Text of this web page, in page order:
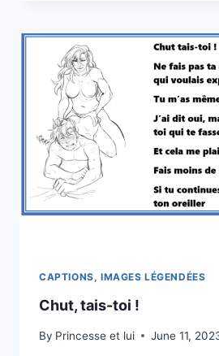
CAPTIONS, IMAGES LÉGENDÉES
Chut, tais-toi !
By Princesse et lui June 11,